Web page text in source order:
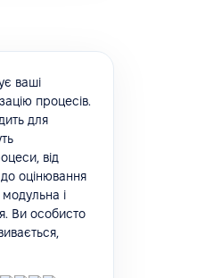
ваші
процесів.
для
від
до оцінювання
і
Ви особисто